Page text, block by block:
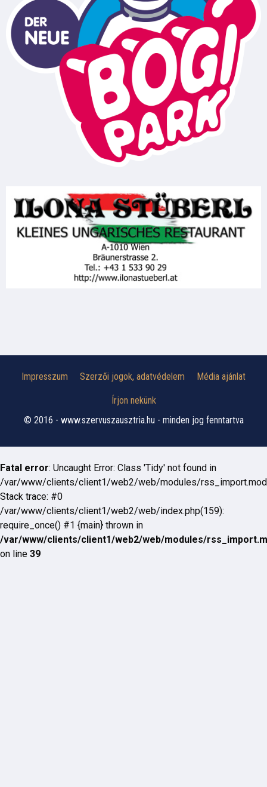
Impresszum Szerzői jogok, adatvédelem Média ajánlat
Írjon nekünk
© 2016 - www.szervuszausztria.hu - minden jog fenntartva
Fatal error: Uncaught Error: Class 'Tidy' not found in
/var/www/clients/client1/web2/web/modules/
Stack trace: #0
/var/www/clients/client1/web2/web/index.php(159):
require_once() #1 {main} thrown in
/var/www/clients/client1/web2/web/modules/
on line 39